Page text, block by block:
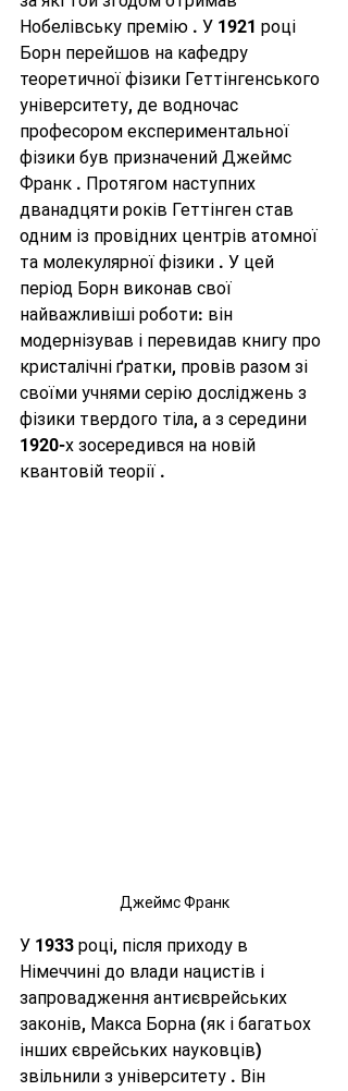
Нобелівську премію . У 1921 році
Борн перейшов на кафедру
теоретичної фізики Геттінгенського
університету, де водночас
професором експериментальної
фізики був призначений Джеймс
Франк . Протягом наступних
дванадцяти років Геттінген став
одним із провідних центрів атомної
та молекулярної фізики . У цей
період Борн виконав свої
найважливіші роботи: він
модернізував і перевидав книгу про
кристалічні ґратки, провів разом зі
своїми учнями серію досліджень з
фізики твердого тіла, а з середини
1920-х зосередився на новій
квантовій теорії .
Джеймс Франк
У 1933 році, після приходу в
Німеччині до влади нацистів і
запровадження антиєврейських
законів, Макса Борна (як і багатьох
інших єврейських науковців)
звільнили з університету . Він